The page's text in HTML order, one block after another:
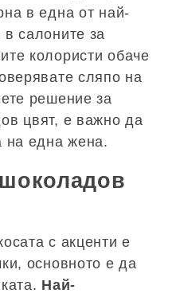
в една от най-
салоните за
колористи обаче
сляпо на
решение за
цвят, е важно да
на една жена.
с акценти е
основното е да
Най-